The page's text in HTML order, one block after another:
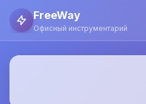
FreeWay
Офисный инструментарий